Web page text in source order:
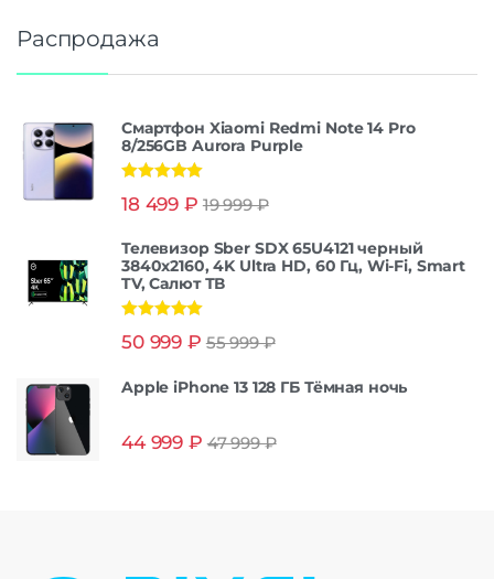
Распродажа
Смартфон Xiaomi Redmi Note 14 Pro
8/256GB Aurora Purple
из 5
18 499 ₽ 19 999₽
Телевизор Sber SDX 65U4121 черный
3840x2160, 4K Ultra HD, 60 Гц, Wi-Fi, Smart
TV, Салют ТВ
из 5
50 999 ₽ 55 999₽
Apple iPhone 13 128 ГБ Тёмная ночь
44 999 ₽ 47 999₽